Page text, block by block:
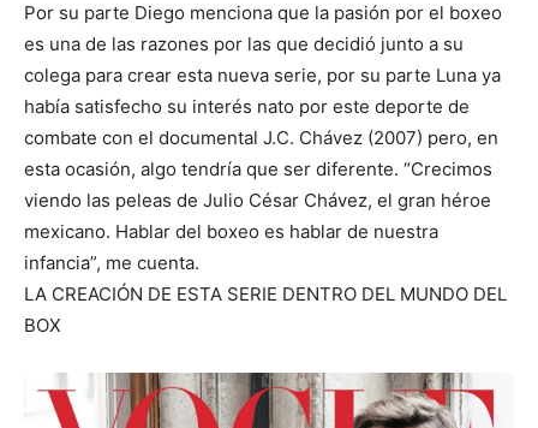
Por su parte Diego menciona que la pasión por el boxeo
es una de las razones por las que decidió junto a su
colega para crear esta nueva serie, por su parte Luna ya
había satisfecho su interés nato por este deporte de
combate con el documental J.C. Chávez (2007) pero, en
esta ocasión, algo tendría que ser diferente. “Crecimos
viendo las peleas de Julio César Chávez, el gran héroe
mexicano. Hablar del boxeo es hablar de nuestra
infancia”, me cuenta.
LA CREACIÓN DE ESTA SERIE DENTRO DEL MUNDO DEL
BOX